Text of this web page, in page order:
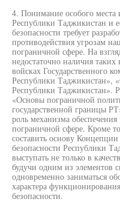
4. Понимание особого места
Республики Таджикистан и
безопасности требует
противодействия угрозам
пограничной сфере. На
недостаточно наличия
войсках Государственного
Республики Таджикистан»,
Республики Таджикистан».
«Основы пограничной
государственной границы
роль механизма
пограничной сфере. Кроме
составить основу
безопасности Республики
выступать не только в
будучи одним из элементов
одновременно заниматься
характера
безопасности.